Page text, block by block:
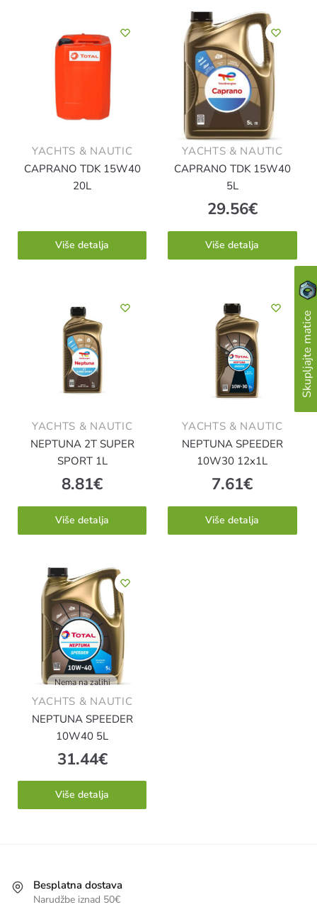
YACHTS & NAUTIC
CAPRANO TDK 15W40
20L
Više detalja
YACHTS & NAUTIC
CAPRANO TDK 15W40
5L
29.56€
Više detalja
YACHTS & NAUTIC
NEPTUNA 2T SUPER
SPORT 1L
8.81€
Više detalja
YACHTS & NAUTIC
NEPTUNA SPEEDER
10W30 12x1L
7.61€
Više detalja
Nema na zalihi
YACHTS & NAUTIC
NEPTUNA SPEEDER
10W40 5L
31.44€
Više detalja
Besplatna dostava
Narudžbe iznad 50€
Skupljajte matice